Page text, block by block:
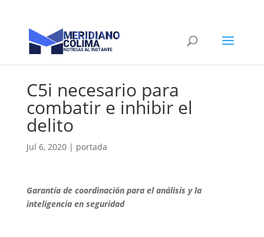
C5i necesario para
combatir e inhibir el
delito
Jul 6, 2020| portada
Garantía de coordinación para el análisis y la
inteligencia en seguridad